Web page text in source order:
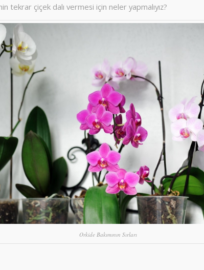
tekrar çiçek dalı vermesi için neler yapmalıyız?
Orkide Bakımının Sırları